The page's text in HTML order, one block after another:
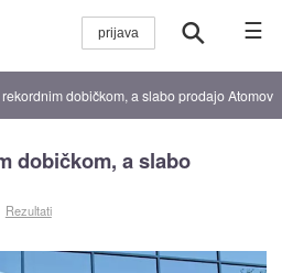
☰
dobičkom, a slabo prodajo Atomov
dobičkom, a slabo
Rezultati